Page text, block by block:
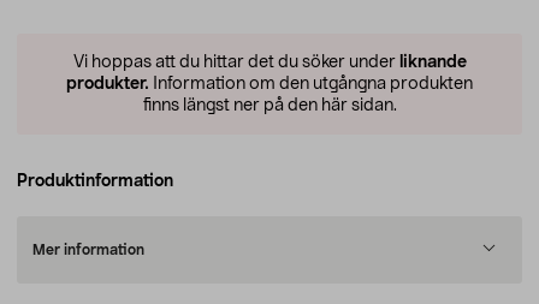
Vi hoppas att du hittar det du söker under liknande
produkter. Information om den utgångna produkten
finns längst ner på den här sidan.
Produktinformation
Mer information